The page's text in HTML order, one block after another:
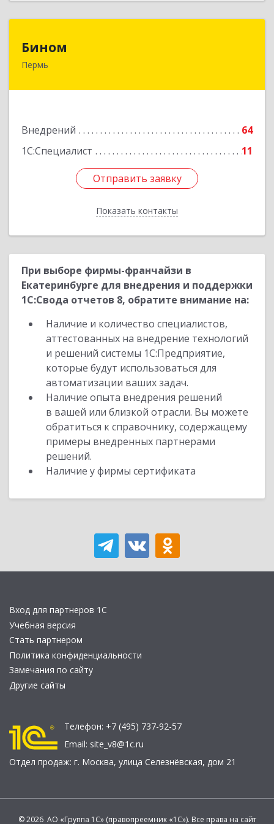
Бином
Пермь
Внедрений
64
1С:Специалист
11
Отправить заявку
Показать контакты
614000, Пермский край, Пермь г, Куйбышева
Отправить заявку
Назад
При выборе фирмы-франчайзи в
Екатеринбурге для внедрения и поддержки
1С:Свода отчетов 8, обратите внимание на:
Наличие и количество специалистов,
аттестованных на внедрение технологий
и решений системы 1С:Предприятие,
которые будут использоваться для
автоматизации ваших задач.
Наличие опыта внедрения решений
в вашей или близкой отрасли. Вы можете
обратиться к справочнику, содержащему
примеры внедренных партнерами
решений.
Наличие у фирмы сертификата
Вход для партнеров 1С
Учебная версия
Стать партнером
Политика конфиденциальности
Замечания по сайту
Другие сайты
Телефон: +7 (495) 737-92-57
Email: site_v8@1c.ru
Отдел продаж: г. Москва, улица Селезнёвская, дом 21
© 2026 АО «Группа 1С» (правопреемник «1С»). Все права на сайт